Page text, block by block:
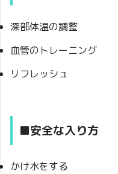
深部体温の調整
血管のトレーニング
リフレッシュ
■安全な入り方
かけ水をする